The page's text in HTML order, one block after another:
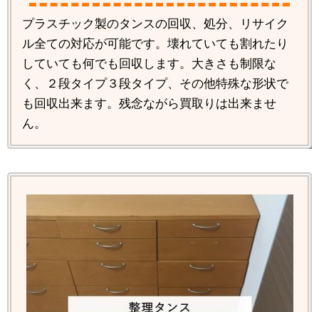
プラスチック製のタンスの回収、処分、リサイク
ル全ての対応が可能です。壊れていても割れたり
していても何でも回収します。大きさも制限な
く、２段タイプ３段タイプ、その他特殊な形状で
も回収出来ます。残念ながら買取りは出来ませ
ん。